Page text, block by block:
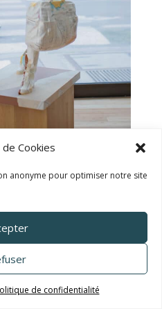
Cookies
anonyme pour optimiser notre site
de confidentialité